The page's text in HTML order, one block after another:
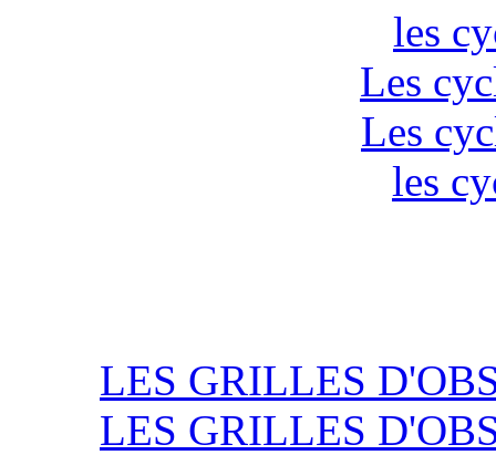
les
Les
Les
les
LES GRILLES
LES GRILLES